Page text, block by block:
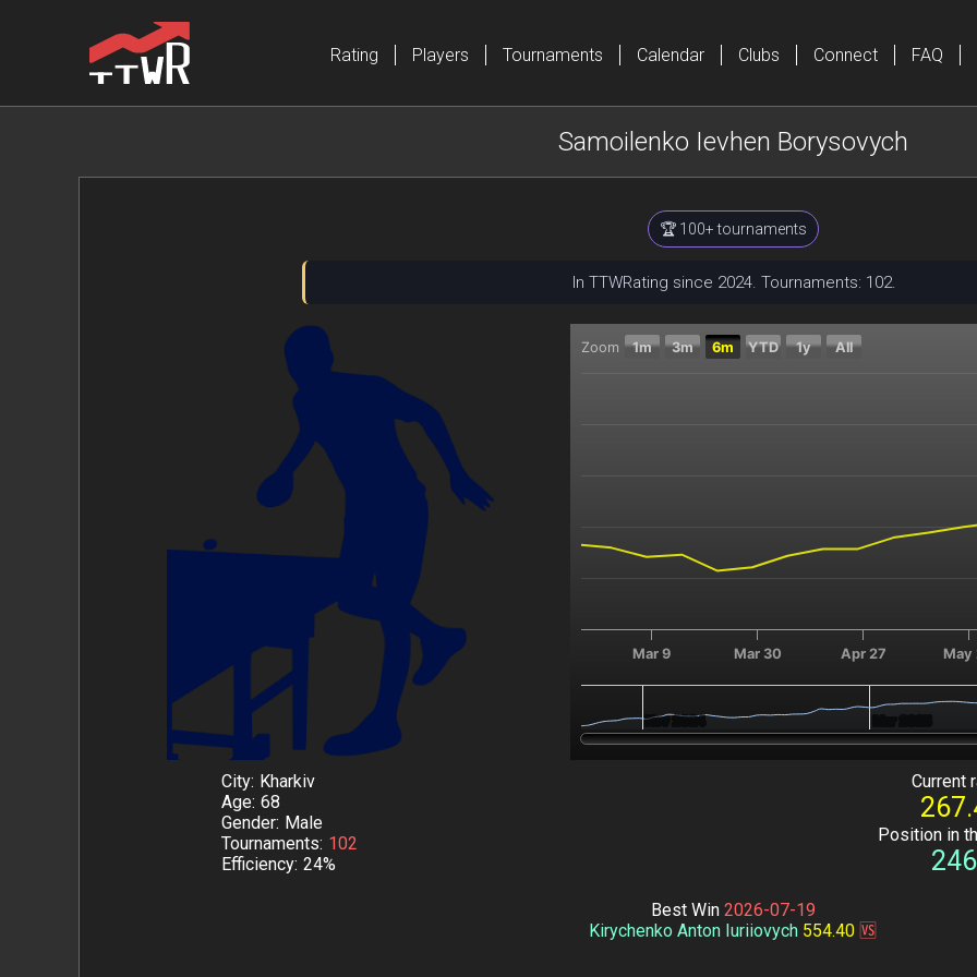
Rating Players Tournaments Calendar Clubs Connect FAQ
Samoilenko Ievhen Borysovych
🏆 100+ tournaments
In TTWRating since 2024. Tournaments: 102.
Chart
Zoom 1m 3m 6m YTD 1y All
Mar 9 Mar 30 Apr 27 May
Nov 2024
Nov 2024
City Kharkiv
Age 68
Gender Male
Tournaments 102
Efficiency 24%
Current
Position in
Best Win 2026-07-19
Kirychenko Anton Iuriiovych 554.40 🆚